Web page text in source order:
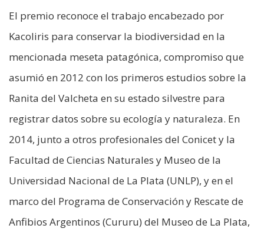
El premio reconoce el trabajo encabezado por
Kacoliris para conservar la biodiversidad en la
mencionada meseta patagónica, compromiso que
asumió en 2012 con los primeros estudios sobre la
Ranita del Valcheta en su estado silvestre para
registrar datos sobre su ecología y naturaleza. En
2014, junto a otros profesionales del Conicet y la
Facultad de Ciencias Naturales y Museo de la
Universidad Nacional de La Plata (UNLP), y en el
marco del Programa de Conservación y Rescate de
Anfibios Argentinos (Cururu) del Museo de La Plata,